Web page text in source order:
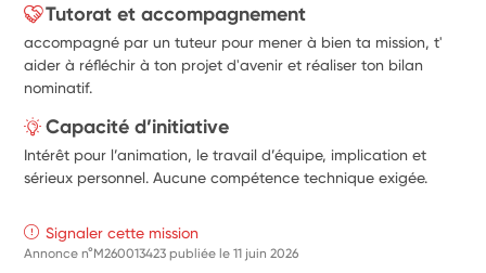
Tutorat et accompagnement
accompagné par un tuteur pour mener à bien ta mission, t'
aider à réfléchir à ton projet d'avenir et réaliser ton bilan
nominatif.
Capacité d’initiative
Intérêt pour l’animation, le travail d’équipe, implication et
sérieux personnel. Aucune compétence technique exigée.
Signaler cette mission
Annonce n°M260013423 publiée le11 juin 2026